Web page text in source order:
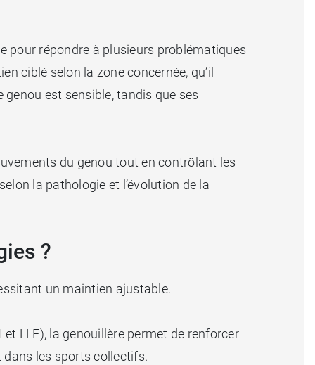
pour répondre à plusieurs problématiques
ciblé selon la zone concernée, qu’il
est sensible, tandis que ses
du genou tout en contrôlant les
la pathologie et l’évolution de la
?
un maintien ajustable.
et LLE), la genouillère permet de renforcer
les sports collectifs.